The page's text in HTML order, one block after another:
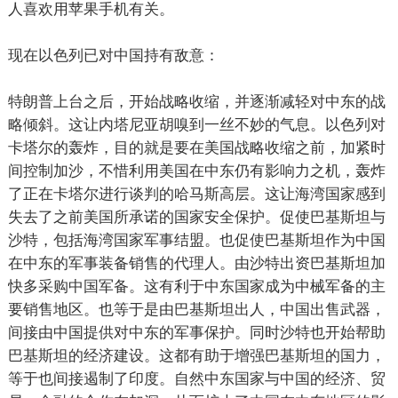
人喜欢用苹果手机有关。
现在以色列已对中国持有敌意：
特朗普上台之后，开始战略收缩，并逐渐减轻对中东的战
略倾斜。这让内塔尼亚胡嗅到一丝不妙的气息。以色列对
卡塔尔的轰炸，目的就是要在美国战略收缩之前，加紧时
间控制加沙，不惜利用美国在中东仍有影响力之机，轰炸
了正在卡塔尔进行谈判的哈马斯高层。这让海湾国家感到
失去了之前美国所承诺的国家安全保护。促使巴基斯坦与
沙特，包括海湾国家军事结盟。也促使巴基斯坦作为中国
在中东的军事装备销售的代理人。由沙特出资巴基斯坦加
快多采购中国军备。这有利于中东国家成为中械军备的主
要销售地区。也等于是由巴基斯坦出人，中国出售武器，
间接由中国提供对中东的军事保护。同时沙特也开始帮助
巴基斯坦的经济建设。这都有助于增强巴基斯坦的国力，
等于也间接遏制了印度。自然中东国家与中国的经济、贸